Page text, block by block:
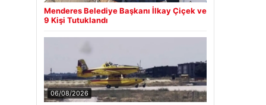
Menderes Belediye Başkanı İlkay Çiçek ve
9 Kişi Tutuklandı
06/08/2026